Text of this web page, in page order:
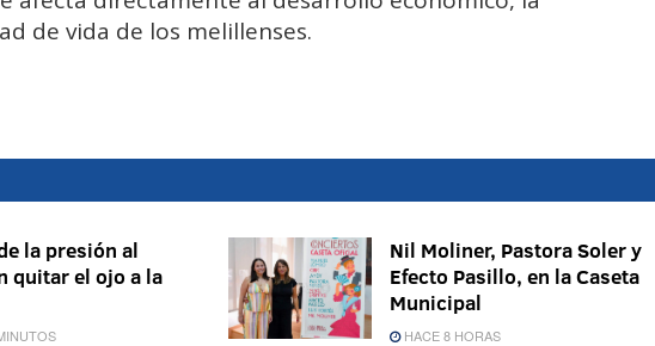
de vida de los melillenses.
la presión al
quitar el ojo a la
Nil Moliner, Pastora Soler y
Efecto Pasillo, en la Caseta
Municipal
HACE 8 HORAS